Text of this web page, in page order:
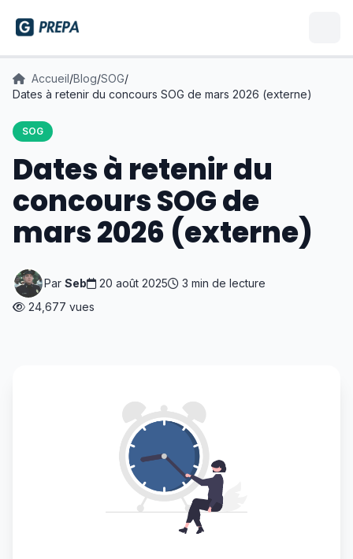
Accueil/Blog/SOG/
Dates à retenir du concours SOG de mars 2026 (externe)
SOG
Dates à retenir du
concours SOG de
mars 2026 (externe)
Par Seb 20 août 2025
3 min de lecture
24,677 vues